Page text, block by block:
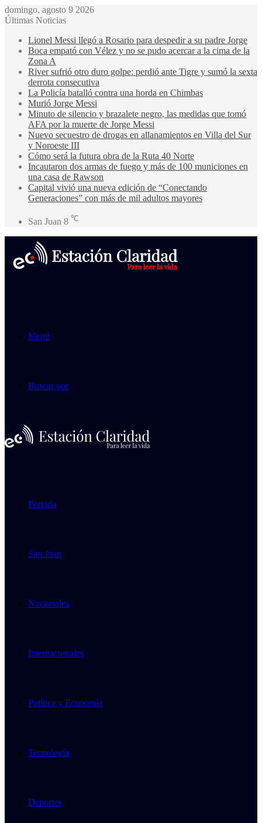
domingo, agosto 9 2026
Últimas Noticias
Lionel Messi llegó a Rosario para despedir a su padre Jorge
Boca empató con Vélez y no se pudo acercar a la cima de la
Zona A
River sufrió otro duro golpe: perdió ante Tigre y sumó la sexta
derrota consecutiva
La Policía batalló contra una horda en Chimbas
Murió Jorge Messi
Minuto de silencio y brazalete negro, las medidas que tomó
AFA por la muerte de Jorge Messi
Nuevo secuestro de drogas en allanamientos en Villa del Sur
y Noroeste III
Cómo será la futura obra de la Ruta 40 Norte
Incautaron dos armas de fuego y más de 100 municiones en
una casa de Rawson
Capital vivió una nueva edición de “Conectando
Generaciones” con más de mil adultos mayores
San Juan 8 ℃
Menú
Buscar por
Portada
San Juan
Nacionales
Internacionales
Política y Economía
Tecnología
Deportes